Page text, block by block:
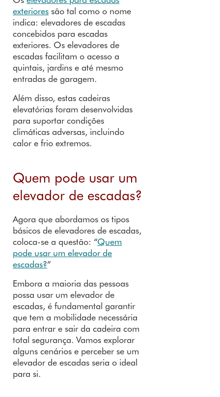
exteriores são tal como o nome
indica: elevadores de escadas
concebidos para escadas
exteriores. Os elevadores de
escadas facilitam o acesso a
quintais, jardins e até mesmo
entradas de garagem.
Além disso, estas cadeiras
elevatórias foram desenvolvidas
para suportar condições
climáticas adversas, incluindo
calor e frio extremos.
Quem pode usar um
elevador de escadas?
Agora que abordamos os tipos
básicos de elevadores de escadas,
coloca-se a questão: “Quem
pode usar um elevador de
escadas?”
Embora a maioria das pessoas
possa usar um elevador de
escadas, é fundamental garantir
que tem a mobilidade necessária
para entrar e sair da cadeira com
total segurança. Vamos explorar
alguns cenários e perceber se um
elevador de escadas seria o ideal
para si.